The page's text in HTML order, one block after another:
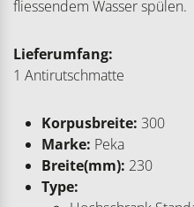
fliessendem Wasser spülen.
Lieferumfang:
1 Antirutschmatte
Korpusbreite: 300
Marke: Peka
Breite(mm): 230
Type: